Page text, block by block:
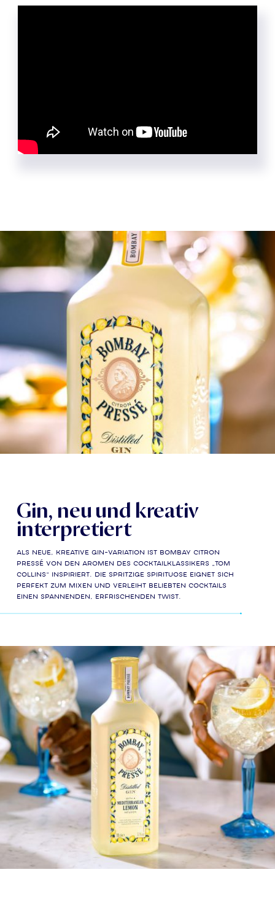
Gin, neu und kreativ
interpretiert
Als neue, kreative Gin-Variation ist Bombay Citron
Pressé von den Aromen des Cocktailklassikers „Tom
Collins“ inspiriert. Die spritzige Spirituose eignet sich
perfekt zum Mixen und verleiht beliebten Cocktails
einen spannenden, erfrischenden Twist.